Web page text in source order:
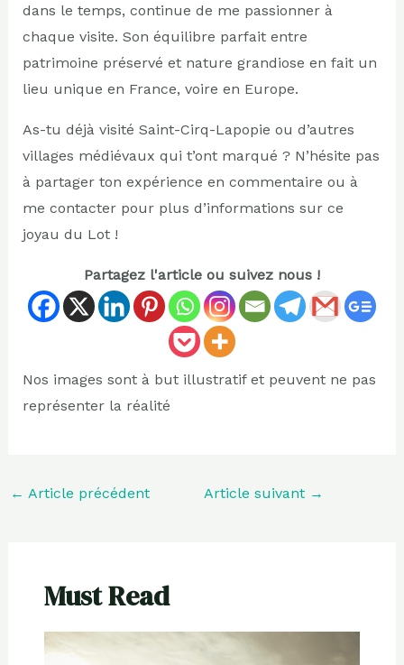
dans le temps, continue de me passionner à
chaque visite. Son équilibre parfait entre
patrimoine préservé et nature grandiose en fait un
lieu unique en France, voire en Europe.
As-tu déjà visité Saint-Cirq-Lapopie ou d’autres
villages médiévaux qui t’ont marqué ? N’hésite pas
à partager ton expérience en commentaire ou à
me contacter pour plus d’informations sur ce
joyau du Lot !
Partagez l'article ou suivez nous !
Nos images sont à but illustratif et peuvent ne pas
représenter la réalité
← Article précédent Article suivant →
Must Read